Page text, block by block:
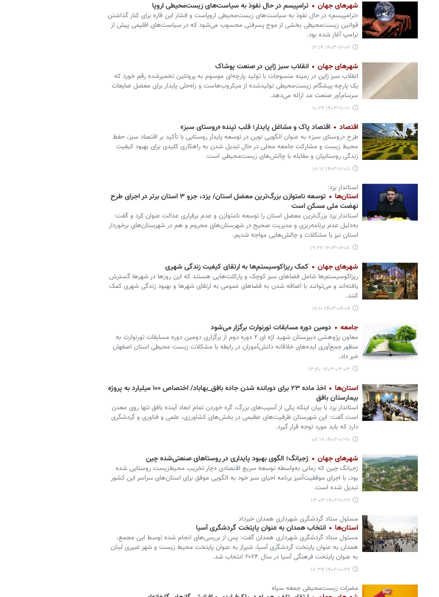
شهرهای جهان ترامپیسم در حال نفوذ به سیاست‌های زیست‌محیطی اروپا
«ترامپیسم» در حال نفوذ به سیاست‌های زیست‌محیطی اروپاست و فشار این قاره برای کنار گذاشتن
قوانین زیست‌محیطی بخشی از موج پسرفتی محسوب می‌شود که در سیاست‌های اقلیمی پیش از
ترامپ آغاز شده بود.
۱۴۰۳-۱۲-۰۲ ۱۲:۱۹
شهرهای جهان انقلاب سبز ژاپن در صنعت پوشاک
انقلاب سبز ژاپن در زمینه منسوجات با تولید پارچه‌ای موسوم به پروتئین تخمیرشده رقم خورد که
یک پارچه پیشگام زیست‌محیطی تولیدشده از میکروب‌هاست و راه‌حلی پایدار برای معضل ضایعات
سرسام‌آور صنعت مد ارائه می‌دهد.
۱۴۰۳-۱۱-۱۸ ۱۰:۲۲
اقتصاد اقتصاد پاک و مشاغل پایدار؛ قلب تپنده «روستای سبز»
طرح «روستای سبز» به عنوان الگویی نوین در توسعه پایدار روستایی با تأکید بر اقتصاد سبز، حفظ
محیط زیست و مشارکت جامعه محلی در حال تبدیل شدن به راهکاری کلیدی برای بهبود کیفیت
زندگی روستاییان و مقابله با چالش‌های زیست‌محیطی است.
۱۴۰۳-۱۱-۰۸ ۱۸:۱۶
استاندار یزد:
استان‌ها
توسعه نامتوازن بزرگ‌ترین معضل استان/ یزد، جزو ۳ استان برتر در اجرای طرح
نهضت ملی مسکن است
استاندار یزد بزرگ‌ترین معضل استان را توسعه نامتوازن و عدم برقراری عدالت عنوان کرد و گفت:
به‌دلیل عدم برنامه‌ریزی و مدیریت صحیح در شهرستان‌های محروم و هم در شهرستان‌های برخوردار
استان نیز با مشکلات و چالش‌هایی مواجه شدیم.
۱۴۰۳-۰۶-۰۸ ۱۹:۲۲
شهرهای جهان کمک ریزاکوسیستم‌ها به ارتقای کیفیت زندگی شهری
ریزاکوسیستم‌ها شامل فضاهای سبز کوچک و پارکلت‌هایی هستند که این روزها در شهرها گسترش
یافته‌اند و می‌توانند با اضافه شدن به فضاهای عمومی به ارتقای شهرها و بهبود زندگی شهری کمک
کنند.
۱۴۰۳-۰۴-۰۹ ۱۶:۱۰
جامعه دومین دوره مسابقات تورنوارث برگزار می‌شود
معاون پژوهشی دبیرستان شهید اژه ای ۲ دوره دوم از برگزاری دومین دوره مسابقات تورنوارث به
منظور جمع‌آوری ایده‌های خلاقانه دانش‌آموزان در رابطه با مشکلات زیست محیطی استان اصفهان
خبر داد.
۱۴۰۳-۰۳-۰۳ ۱۳:۴۰
استان‌ها
اخذ ماده ۲۳ برای دوبانده شدن جاده بافق_بهاباد/ اختصاص ۱۰۰ میلیارد به پروژه
بیمارستان بافق
استاندار یزد با بیان اینکه یکی از آسیب‌های بزرگ، گره خوردن تمام ابعاد آینده بافق تنها روی معدن
است گفت: این شهرستان ظرفیت‌های عظیمی در بخش‌های کشاورزی، علمی و فناوری و گردشگری
دارد که باید مورد توجه قرار گیرد.
۱۴۰۳-۰۱-۲۰ ۰۸:۱۹
شهرهای جهان ژجیانگ؛ الگوی بهبود پایداری در روستاهای صنعتی‌شده چین
ژجیانگ چین که زمانی به‌واسطه توسعه سریع اقتصادی دچار تخریب محیط‌زیست روستایی شده
بود، با اجرای موفقیت‌آمیز برنامه احیای سبز خود به الگویی موفق برای استان‌های سراسر این کشور
تبدیل شده است.
۱۴۰۲-۱۱-۲۲ ۱۳:۰۳
مسئول ستاد گردشگری شهرداری همدان خبرداد
استان‌ها انتخاب همدان به عنوان پایتخت گردشگری آسیا
مسئول ستاد گردشگری شهرداری همدان گفت: پس از بررسی‌های انجام شده توسط این مجمع،
همدان به عنوان پایتخت گردشگری آسیا، شیراز به عنوان پایتخت محیط زیست و شهر غبیری لبنان
به عنوان پایتخت فرهنگی آسیا در سال ۲۰۲۴ انتخاب شد.
۱۴۰۲-۱۰-۲۴ ۱۸:۳۴
مضرات زیست‌محیطی جمعه سیاه